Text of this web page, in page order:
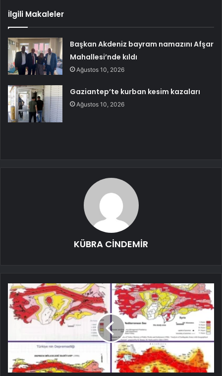
İlgili Makaleler
Başkan Akdeniz bayram namazını Afşar
Mahallesi’nde kıldı
Ağustos 10, 2026
Gaziantep’te kurban kesim kazaları
Ağustos 10, 2026
KÜBRA CİNDEMİR